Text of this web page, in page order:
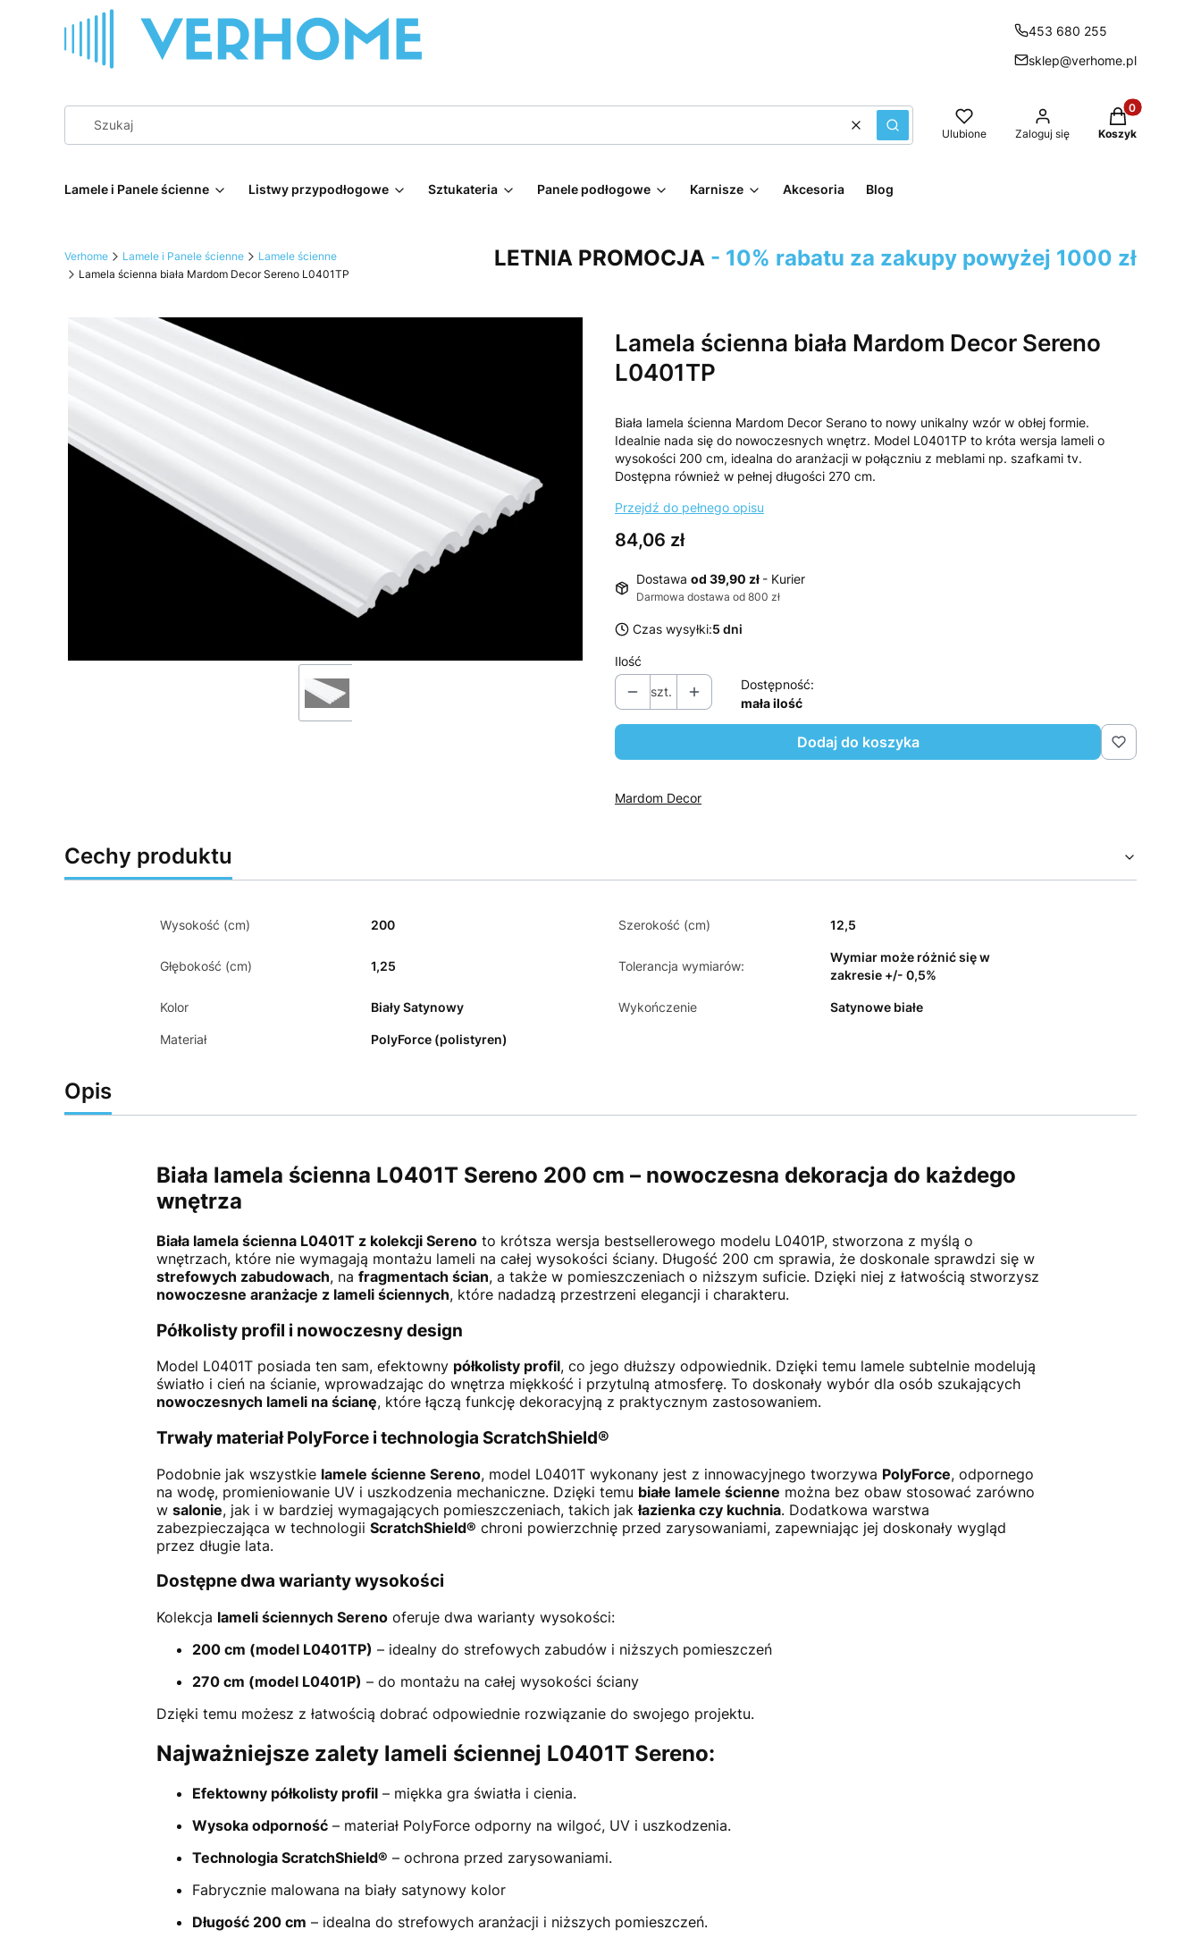
453 680 255
sklep@verhome.pl
WyczyśćSzukaj Ulubione Zaloguj się
Produkty w
Koszyk
Lamele i Panele ścienne Listwy przypodłogowe Sztukateria Panele podłogowe Karnisze Akcesoria Blog
Verhome Lamele i Panele ścienne
Lamele ścienne
Lamela ścienna biała Mardom Decor Sereno L0401TP
LETNIA PROMOCJA - 10% rabatu za zakupy powyżej 1000 zł
Lamela ścienna biała Mardom Decor Sereno
L0401TP
Biała lamela ścienna Mardom Decor Serano to nowy unikalny wzór w obłej formie.
Idealnie nada się do nowoczesnych wnętrz. Model L0401TP to króta wersja lameli o
wysokości 200 cm, idealna do aranżacji w połączniu z meblami np. szafkami tv.
Dostępna również w pełnej długości 270 cm.
Przejdź do pełnego opisu
Cena
84,06 zł
Dostawa od 39,90 zł - Kurier
Darmowa dostawa od 800 zł
Czas wysyłki:5 dni
Ilość
szt.
Dostępność:
mała ilość
Dodaj do koszyka
Mardom Decor
Cechy produktu
Wysokość (cm) 200 Szerokość (cm) 12,5
Głębokość (cm) 1,25 Tolerancja wymiarów:
Wymiar może różnić się w
zakresie +/- 0,5%
Kolor Biały Satynowy Wykończenie Satynowe białe
Materiał PolyForce (polistyren)
Opis
Biała lamela ścienna L0401T Sereno 200 cm – nowoczesna dekoracja do każdego
wnętrza
Biała lamela ścienna L0401T z kolekcji Serenoto krótsza wersja bestsellerowego modelu L0401P, stworzona z myślą o
wnętrzach, które nie wymagają montażu lameli na całej wysokości ściany. Długość 200 cm sprawia, że doskonale sprawdzi się w
strefowych zabudowach, na fragmentach ścian, a także w pomieszczeniach o niższym suficie. Dzięki niej z łatwością stworzysz
nowoczesne aranżacje z lameli ściennych, które nadadzą przestrzeni elegancji i charakteru.
Półkolisty profil i nowoczesny design
Model L0401T posiada ten sam, efektowny półkolisty profil, co jego dłuższy odpowiednik. Dzięki temu lamele subtelnie modelują
światło i cień na ścianie, wprowadzając do wnętrza miękkość i przytulną atmosferę. To doskonały wybór dla osób szukających
nowoczesnych lameli na ścianę, które łączą funkcję dekoracyjną z praktycznym zastosowaniem.
Trwały materiał PolyForce i technologia ScratchShield®
Podobnie jak wszystkie lamele ścienne Sereno, model L0401T wykonany jest z innowacyjnego tworzywa PolyForce, odpornego
na wodę, promieniowanie UV i uszkodzenia mechaniczne. Dzięki temu białe lamele ścienne można bez obaw stosować zarówno
w salonie, jak i w bardziej wymagających pomieszczeniach, takich jakłazienka czy kuchnia. Dodatkowa warstwa
zabezpieczająca w technologii ScratchShield® chroni powierzchnię przed zarysowaniami, zapewniając jej doskonały wygląd
przez długie lata.
Dostępne dwa warianty wysokości
Kolekcja lameli ściennych Serenooferuje dwa warianty wysokości:
200 cm (model L0401TP) – idealny do strefowych zabudów i niższych pomieszczeń
270 cm (model L0401P) – do montażu na całej wysokości ściany
Dzięki temu możesz z łatwością dobrać odpowiednie rozwiązanie do swojego projektu.
Najważniejsze zalety lameli ściennej L0401T Sereno:
Efektowny półkolisty profil– miękka gra światła i cienia.
Wysoka odporność– materiał PolyForce odporny na wilgoć, UV i uszkodzenia.
Technologia ScratchShield® – ochrona przed zarysowaniami.
Fabrycznie malowana na biały satynowy kolor
Długość 200 cm – idealna do strefowych aranżacji i niższych pomieszczeń.